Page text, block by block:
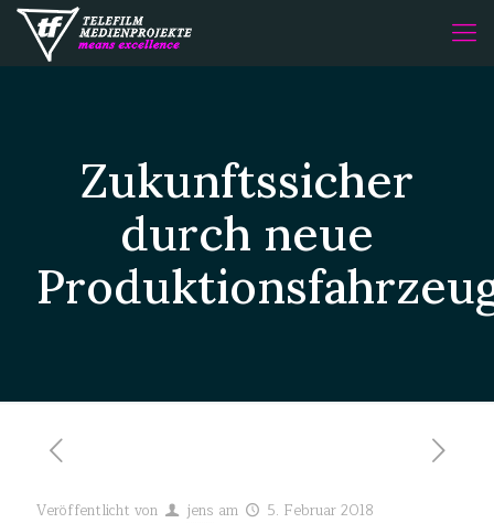
Zukunftssicher
durch neue
Veröffentlicht von jens am 5. Februar 2018